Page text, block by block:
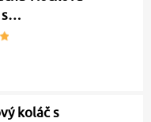
s…
koláč s